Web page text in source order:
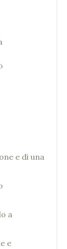
e di una
a
e